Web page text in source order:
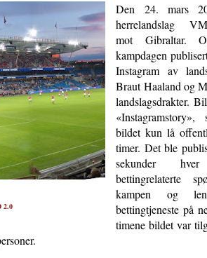
2.0
Den 24. mars
herrelandslag
mot Gibraltar.
kampdagen
Instagram av
Braut Haaland og
landslagsdrakter.
bildet kun lå
timer. Det ble
sekunder
bettingrelaterte
kampen og
bettingtjeneste på
timene bildet var